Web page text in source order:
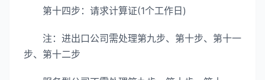
第十四步：请求计算证(1个工作日)
注：进出口公司需处理第九步、第十步、第十一
步、第十二步